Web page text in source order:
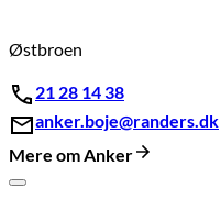
Østbroen
21 28 14 38
anker.boje@randers.dk
Mere om Anker